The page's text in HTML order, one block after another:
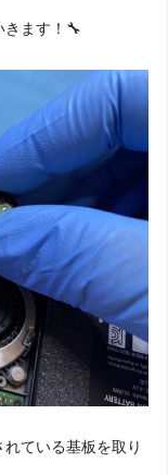
きます！🔧
ている基板を取り